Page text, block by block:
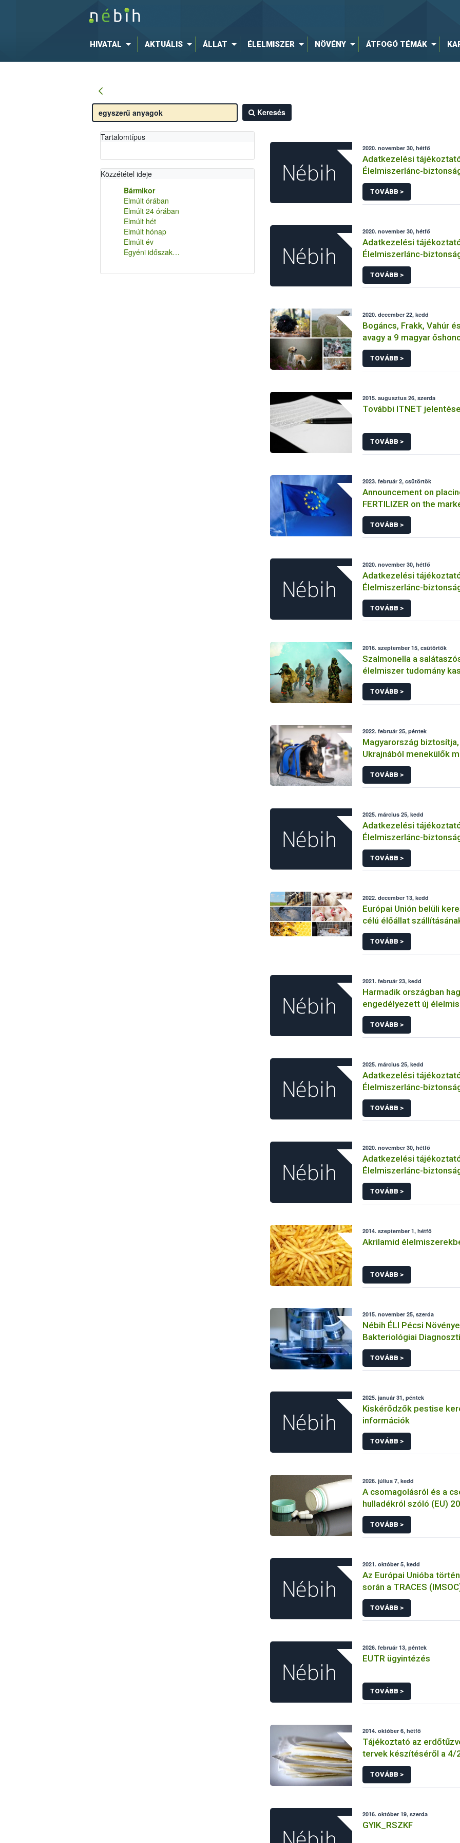
HIVATAL AKTUÁLIS ÁLLAT ÉLELMISZER NÖVÉNY ÁTFOGÓ TÉMÁK
Keresés
Tartalomtípus
Közzététel ideje
Bármikor
Elmúlt órában
Elmúlt 24 órában
Elmúlt hét
Elmúlt hónap
Elmúlt év
Egyéni időszak…
2020. november 30, hétfő
Adatkezelési
Élelmiszerlánc-
hírlevelére történő
kapcsolódó
vonatkozásában
TOVÁBB >
2020. november 30, hétfő
Adatkezelési
Élelmiszerlánc-
Hivatal
érintetti jogok
összefüggő
TOVÁBB >
2020. december 22, kedd
Bogáncs, Frakk, Vahúr
avagy a 9 magyar
TOVÁBB >
2015. augusztus 26, szerda
További ITNET
TOVÁBB >
2023. február 2, csütörtök
Announcement on
FERTILIZER on the
Information on the
FERTILIZER and the
certificate
TOVÁBB >
2020. november 30, hétfő
Adatkezelési
Élelmiszerlánc-
elkülönített visszaélés-
rendszerhez kapcsolódó
adatkezeléséhez
TOVÁBB >
2016. szeptember 15, csütörtök
Szalmonella a
élelmiszer tudomány
bioterrorizmus terror
TOVÁBB >
2022. február 25, péntek
Magyarország biztosítja,
Ukrajnából menekülők
hozhassák társállataikat
TOVÁBB >
2025. március 25, kedd
Adatkezelési
Élelmiszerlánc-
felnőttképzési
kapcsolódó
TOVÁBB >
2022. december 13, kedd
Európai Unión belüli
célú élőállat
állategészségügyi
TOVÁBB >
2021. február 23, kedd
Harmadik országban
engedélyezett új
Európai Unióban
TOVÁBB >
2025. március 25, kedd
Adatkezelési
Élelmiszerlánc-
Ügyfélprofil
tevékenység
közhatalmi eljárásaihoz
TOVÁBB >
2020. november 30, hétfő
Adatkezelési
Élelmiszerlánc-
panaszok és közérdekű
kezeléséhez kapcsolódó
adatkezeléséhez
TOVÁBB >
2014. szeptember 1, hétfő
Akrilamid
TOVÁBB >
2015. november 25, szerda
Nébih ÉLI Pécsi
Bakteriológiai
Referencia Laboratórium
TOVÁBB >
2025. január 31, péntek
Kiskérődzők pestise
információk
TOVÁBB >
2026. július 7, kedd
A csomagolásról és a
hulladékról szóló (EU)
rendelet és a fogyasztók
élelmiszerekkel
tájékoztatásáról szóló
összehangolásáról szóló AÉM –
Nébih szakmai álláspont
TOVÁBB >
2021. október 5, kedd
Az Európai Unióba
során a TRACES
rendszerben kiállított
Egészségügyi
KEBO-D (angolul:
TOVÁBB >
2026. február 13, péntek
EUTR ügyintézés
TOVÁBB >
2014. október 6, hétfő
Tájékoztató az
tervek készítéséről a 4/
ÖM rendelet előírásai
TOVÁBB >
2016. október 19, szerda
GYIK_RSZKF